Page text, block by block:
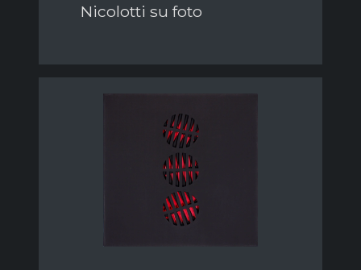
Nicolotti su foto